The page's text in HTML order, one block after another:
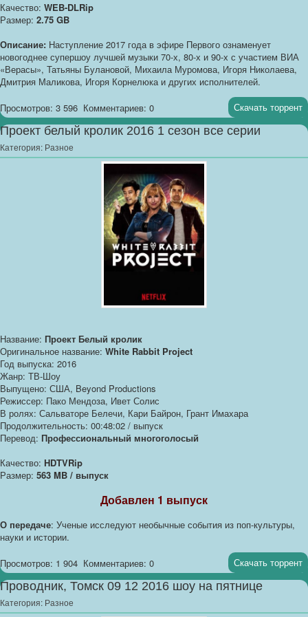
Качество: WEB-DLRip
Размер: 2.75 GB
Описание: Наступление 2017 года в эфире Первого ознаменует
новогоднее супершоу лучшей музыки 70-х, 80-х и 90-х с участием ВИА
«Верасы», Татьяны Булановой, Михаила Муромова, Игоря Николаева,
Дмитрия Маликова, Игоря Корнелюка и других исполнителей.
Просмотров: 3 596 Комментариев: 0 Скачать торрент
Проект белый кролик 2016 1 сезон все серии
Категория: Разное
Название: Проект Белый кролик
Оригинальное название: White Rabbit Project
Год выпуска: 2016
Жанр: ТВ-Шоу
Выпущено: США, Beyond Productions
Режиссер: Пако Мендоза, Ивет Солис
В ролях: Сальваторе Белечи, Кари Байрон, Грант Имахара
Продолжительность: 00:48:02 / выпуск
Перевод: Профессиональный многоголосый
Качество: HDTVRip
Размер: 563 MB / выпуск
Добавлен 1 выпуск
О передаче: Ученые исследуют необычные события из поп-культуры,
науки и истории.
Просмотров: 1 904 Комментариев: 0 Скачать торрент
Проводник, Томск 09 12 2016 шоу на пятнице
Категория: Разное